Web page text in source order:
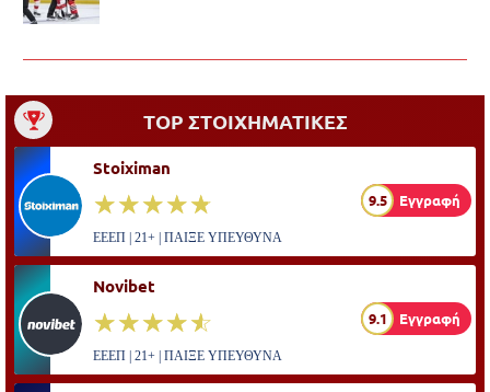
TOP ΣΤΟΙΧΗΜΑΤΙΚΕΣ
Stoiximan
☆☆☆☆☆
★★★★★ 9.5 Εγγραφή
ΕΕΕΠ | 21+ | ΠΑΙΞΕ ΥΠΕΥΘΥΝΑ
Novibet
☆☆☆☆☆
★★★★★ 9.1 Εγγραφή
ΕΕΕΠ | 21+ | ΠΑΙΞΕ ΥΠΕΥΘΥΝΑ